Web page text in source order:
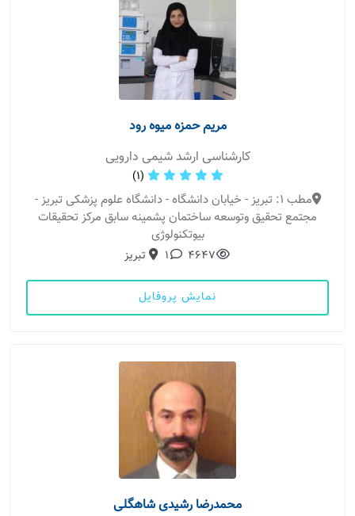
مریم حمزه میوه رود
کارشناسی ارشد شیمی دارویی
(1)
مطب 1: تبریز - خیابان دانشگاه - دانشگاه علوم پزشکی تبریز -
مجتمع تحقیق وتوسعه ساختمان پشمینه سابق مرکز تحقیقات
بیوتکنولوژی
4647
1 تبریز
نمایش پروفایل
محمدرضا رشیدی شاهگلی